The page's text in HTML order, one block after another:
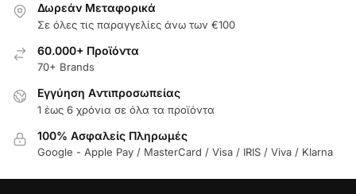
Δωρεάν Μεταφορικά
Σε όλες τις παραγγελίες άνω των €100
60.000+ Προϊόντα
70+ Brands
Εγγύηση Aντιπροσωπείας
1 έως 6 χρόνια σε όλα τα προϊόντα
100% Ασφαλείς Πληρωμές
Google - Apple Pay / MasterCard / Visa / IRIS / Viva / Klarna